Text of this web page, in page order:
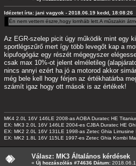
Idézetet írta: jani vagyok - 2018.06.19 kedd, 18:08:26
Én nem vettem észre,hogy lomháb lett.A műszakin
Az EGR-szelep picit úgy működik mint egy
sportlégszűrő mert így több levegőt kap a
kipufogógáz egy részét mégegyszer
csak max 10%-ot jelent elméletileg
nincs annyi ezért ha jó a motorod akkor
még bele kell hogy férjen az értékhatárba
számít igaz hogy ott mások is az értékek!
MK4 2.0L 16V 146LE 2008-as AOBA Duratec HE
EX: MK3 2.0L 16V 146LE 2004-es CJBA Duratec HE
EX: MK2 2.0L 16V 131LE 1998-as Zetec Ghia Limusine
EX: MK2 1.8L 16V 115LE 1997-es Zetec Ghia Kombi
Válasz: MK3 Általános kérdések
« Új hozzászólás #74636 Dátum: